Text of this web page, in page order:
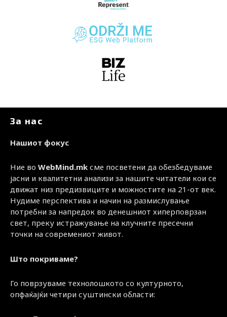
За нас
Нашиот фокус
Ние во WebMind.mk сме посветени да обезбедуваме
јасни и квалитетни анализи за нашите читатели кои се
движат низ предизвиците и можностите на 21-от век.
Нудиме перспектива и начин на размислување
потребни за напредок во денешниот хиперповрзан
свет, преку истражување на клучните пресечни
точки на современиот живот.
Што покриваме?
Го поврзуваме технолошкото со културното,
опфаќајќи четири суштински области: